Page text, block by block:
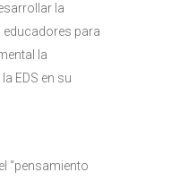
la
para
la
EDS en su
“pensamiento